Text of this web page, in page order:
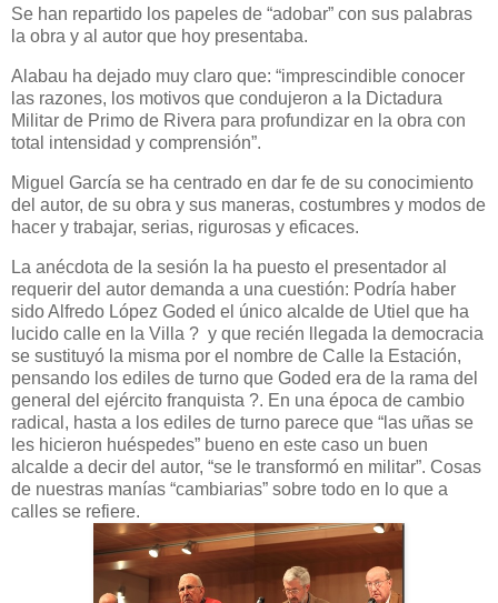
Se han repartido los papeles de “adobar” con sus palabras
la obra y al autor que hoy presentaba.
Alabau ha dejado muy claro que: “imprescindible conocer
las razones, los motivos que condujeron a la Dictadura
Militar de Primo de Rivera para profundizar en la obra con
total intensidad y comprensión”.
Miguel García se ha centrado en dar fe de su conocimiento
del autor, de su obra y sus maneras, costumbres y modos de
hacer y trabajar, serias, rigurosas y eficaces.
La anécdota de la sesión la ha puesto el presentador al
requerir del autor demanda a una cuestión: Podría haber
sido Alfredo López Goded el único alcalde de Utiel que ha
lucido calle en la Villa ? y que recién llegada la democracia
se sustituyó la misma por el nombre de Calle la Estación,
pensando los ediles de turno que Goded era de la rama del
general del ejército franquista ?. En una época de cambio
radical, hasta a los ediles de turno parece que “las uñas se
les hicieron huéspedes” bueno en este caso un buen
alcalde a decir del autor, “se le transformó en militar”. Cosas
de nuestras manías “cambiarias” sobre todo en lo que a
calles se refiere.